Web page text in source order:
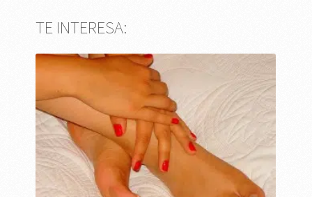
TE INTERESA: